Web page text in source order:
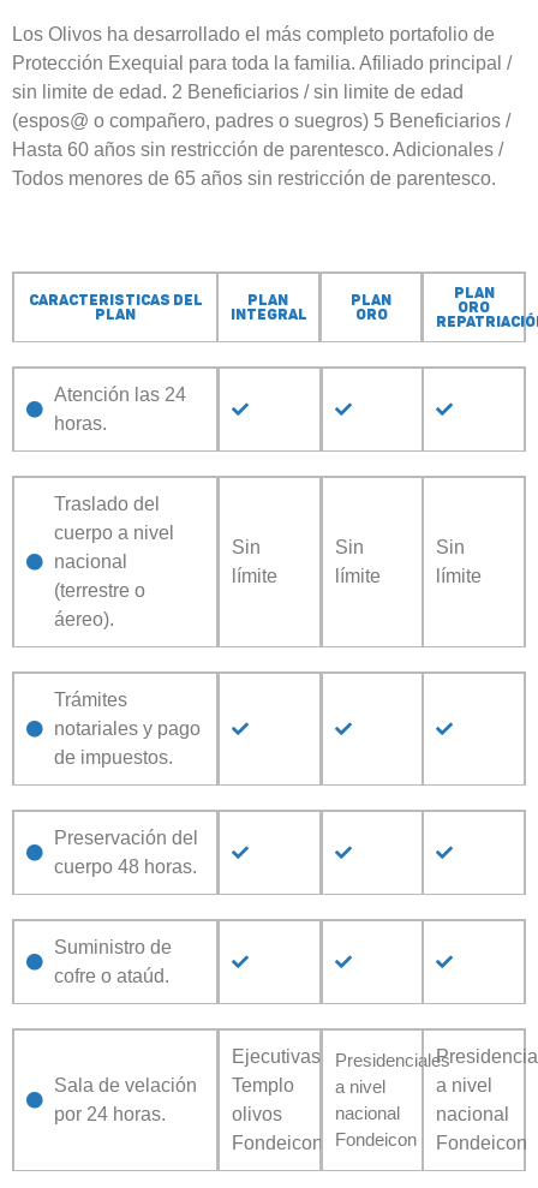
Los Olivos ha desarrollado el más completo portafolio de
Protección Exequial para toda la familia. Afiliado principal /
sin limite de edad. 2 Beneficiarios / sin limite de edad
(espos@ o compañero, padres o suegros) 5 Beneficiarios /
Hasta 60 años sin restricción de parentesco. Adicionales /
Todos menores de 65 años sin restricción de parentesco.
Caracteristicas del
plan
Plan
integral
Plan
oro
Plan
oro
Atención las 24
horas.
Traslado del
cuerpo a nivel
nacional
(terrestre o
áereo).
Sin
límite
Sin
límite
Sin
límite
Trámites
notariales y pago
de impuestos.
Preservación del
cuerpo 48 horas.
Suministro de
cofre o ataúd.
Sala de velación
por 24 horas.
Ejecutivas
Templo
olivos
Fondeicon
Presidenciales
a nivel
nacional
Fondeicon
a nivel
nacional
Fondeicon